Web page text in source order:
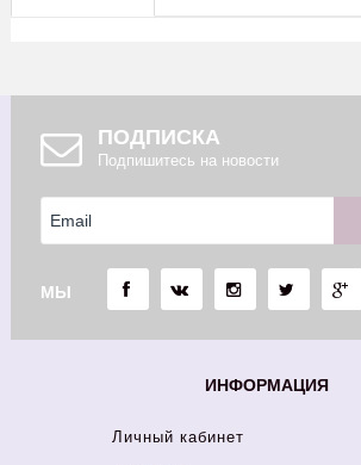
ПОДПИСКА
Подпишитесь на новости
МЫ
ИНФОРМАЦИЯ
Личный кабинет